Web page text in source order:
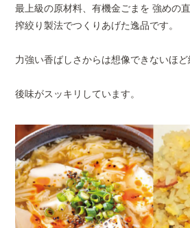
最上級の原材料、有機金ごまを 強めの
搾絞り製法でつくりあげた逸品です。
力強い香ばしさからは想像できないほど
後味がスッキリしています。（100gあた
JANコード
ギフト包装
有機ふりかけ各
種
有機黒ごま煎餅
[40g]